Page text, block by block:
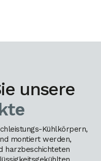
unsere
Kühlkörpern,
montiert werden,
harzbeschichteten